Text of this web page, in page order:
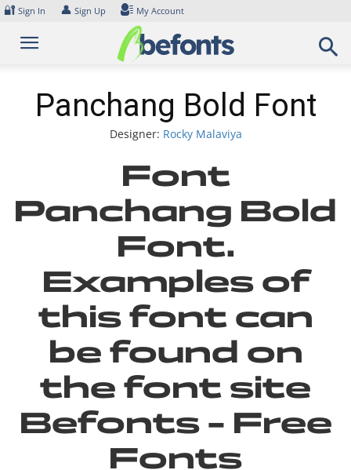
Skip
content
🔐 Sign In 👤 Sign Up My Account
Panchang Bold Font
Designer: Rocky Malaviya
Font
Panchang Bold
Font.
Examples of
this font can
be found on
the font site
Befonts – Free
Fonts